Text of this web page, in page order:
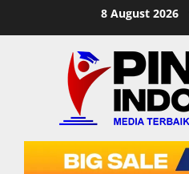
8 August 2026